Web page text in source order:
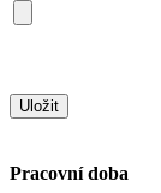
Pracovní doba